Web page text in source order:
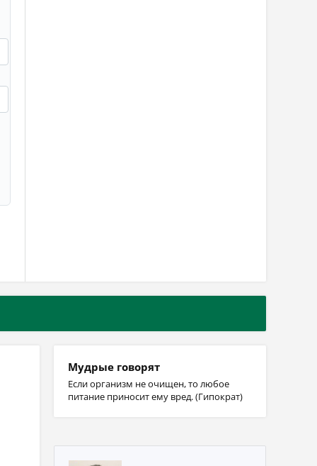
Мудрые говорят
Если организм не очищен, то любое
питание приносит ему вред. (Гипократ)